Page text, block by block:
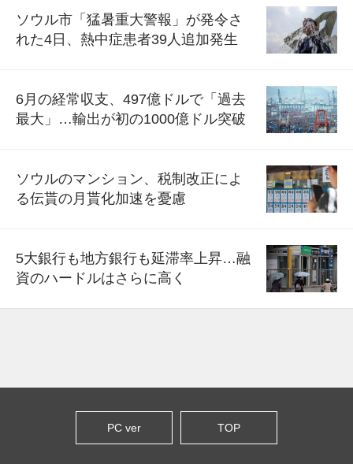
ソウル市「猛暑重大警報」が発令さ
れた4日、熱中症患者39人追加発生
6月の経常収支、497億ドルで「過去
最大」…輸出が初の1000億ドル突破
ソウルのマンション、税制改正によ
る伝貰の月貰化加速を憂慮
5大銀行も地方銀行も延滞率上昇…融
資のハードルはさらに高く
PC ver TOP